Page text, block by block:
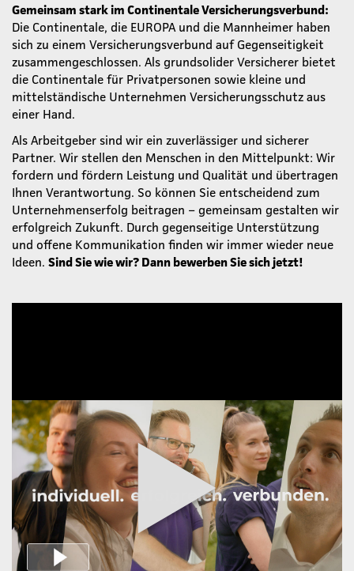
Gemeinsam stark im Continentale Versicherungsverbund:
Die Continentale, die EUROPA und die Mannheimer haben
sich zu einem Versicherungsverbund auf Gegenseitigkeit
zusammengeschlossen. Als grundsolider Versicherer bietet
die Continentale für Privatpersonen sowie kleine und
mittelständische Unternehmen Versicherungsschutz aus
einer Hand.
Als Arbeitgeber sind wir ein zuverlässiger und sicherer
Partner. Wir stellen den Menschen in den Mittelpunkt: Wir
fordern und fördern Leistung und Qualität und übertragen
Ihnen Verantwortung. So können Sie entscheidend zum
Unternehmenserfolg beitragen – gemeinsam gestalten wir
erfolgreich Zukunft. Durch gegenseitige Unterstützung
und offene Kommunikation finden wir immer wieder neue
Ideen. Sind Sie wie wir? Dann bewerben Sie sich jetzt!